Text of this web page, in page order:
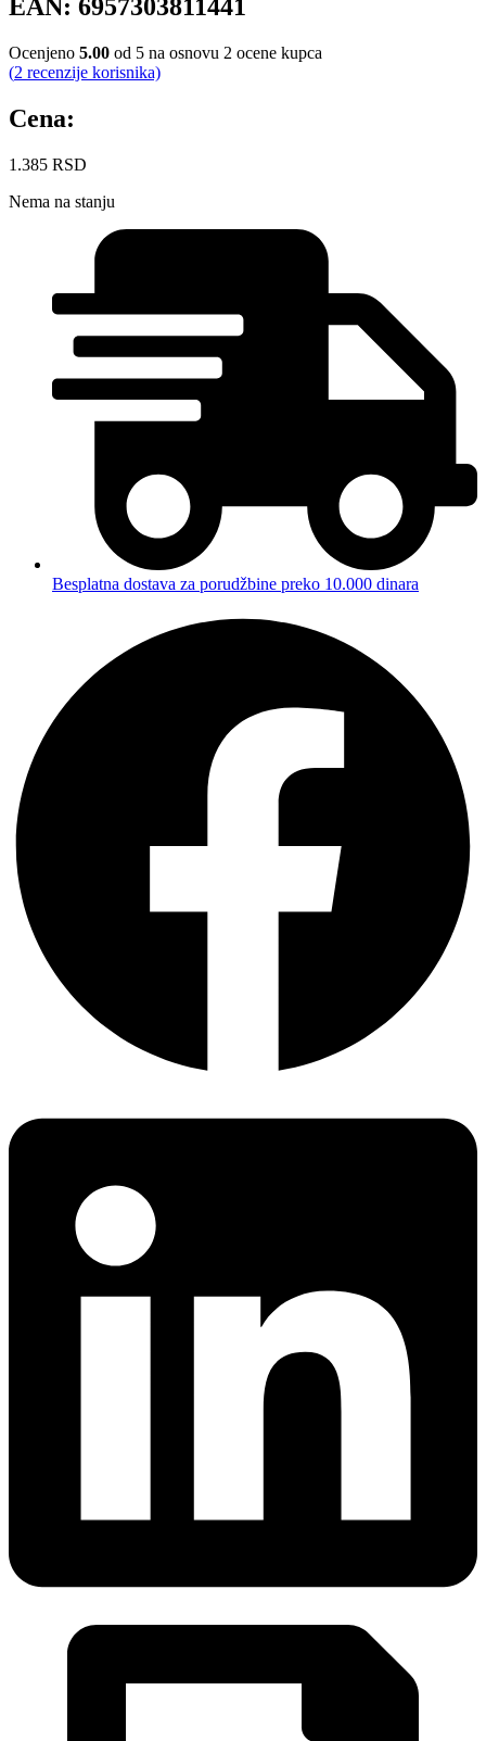
EAN: 6957303811441
Ocenjeno 5.00 od 5 na osnovu 2 ocene kupca
(2 recenzije korisnika)
Cena:
1.385 RSD
Nema na stanju
Besplatna dostava za porudžbine preko 10.000 dinara